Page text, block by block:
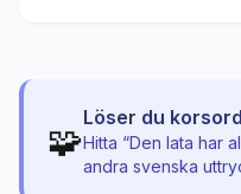
🧩
Löser du
Hitta “Den lata har
andra svenska